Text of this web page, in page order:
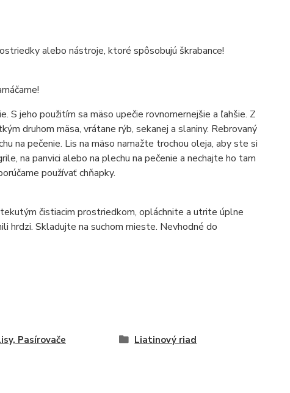
alebo nástroje, ktoré spôsobujú škrabance!
S jeho použitím sa mäso upečie rovnomernejšie a ľahšie. Z
druhom mäsa, vrátane rýb, sekanej a slaniny. Rebrovaný
na pečenie. Lis na mäso namažte trochou oleja, aby ste si
na panvici alebo na plechu na pečenie a nechajte ho tam
používať chňapky.
čistiacim prostriedkom, opláchnite a utrite úplne
hrdzi. Skladujte na suchom mieste. Nevhodné do
Pasírovače
Liatinový riad